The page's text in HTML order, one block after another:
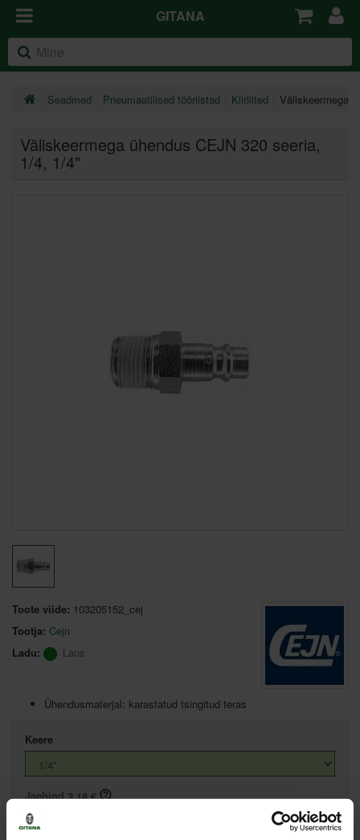
GITANA
Seadmed Pneumaatilised tööriistad Kiirliited Väliskeermega
Väliskeermega ühendus CEJN 320 seeria,
1/4, 1/4"
Toote viide: 103205152_cej
Tootja: Cejn
Ladu:
Laos
Ühendusmaterjal: karastatud tsingitud teras
Keere
Jaehind 3,18 €
Hind: